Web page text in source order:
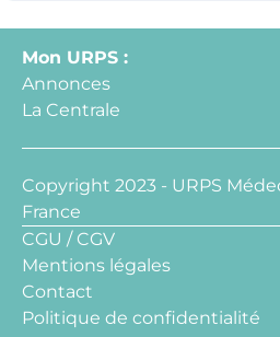
Mon URPS :
Annonces
La Centrale
Copyright 2023 - URPS
France
CGU / CGV
Mentions légales
Contact
Politique de confidentialité